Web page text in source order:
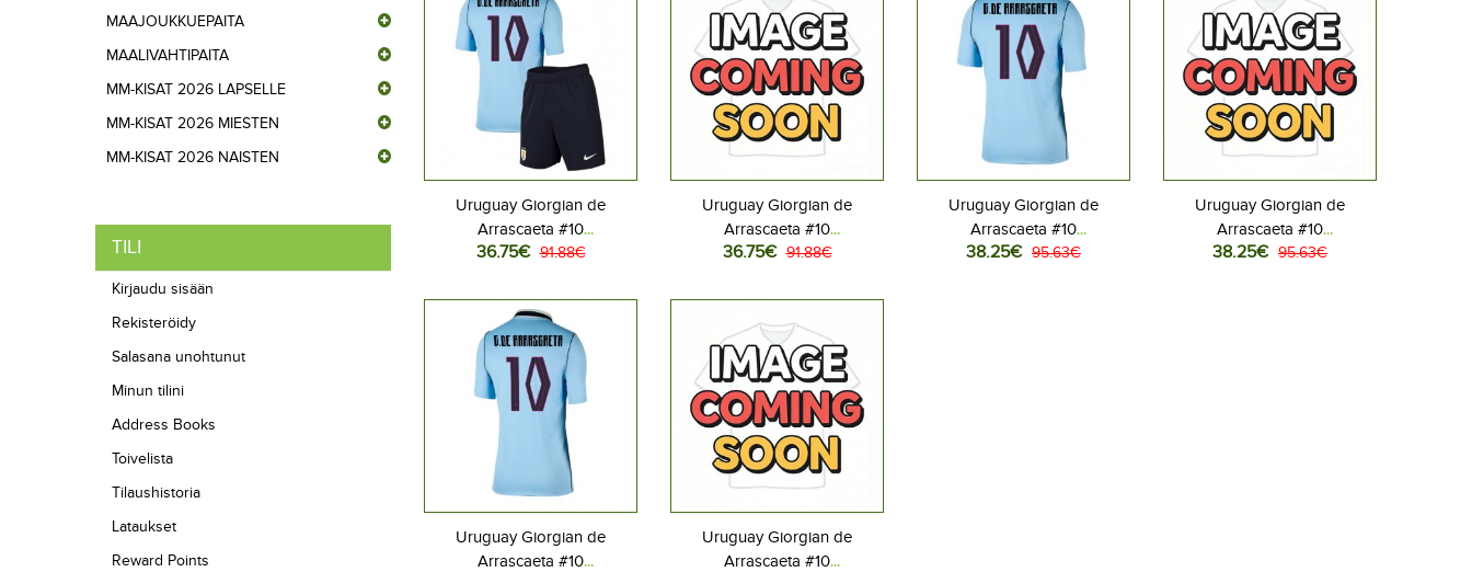
MAAJOUKKUEPAITA
MAALIVAHTIPAITA
MM-KISAT 2026 LAPSELLE
MM-KISAT 2026 MIESTEN
MM-KISAT 2026 NAISTEN
TILI
Kirjaudu sisään
Rekisteröidy
Salasana unohtunut
Minun tilini
Address Books
Toivelista
Tilaushistoria
Lataukset
Reward Points
Uruguay Giorgian de
Arrascaeta #10
Jalkapallovaatteet Lasten
Lyhythihainen (+ Lyhyet
housut)
36.75€ 91.88€
Uruguay Giorgian de
Arrascaeta #10
Jalkapallovaatteet Lasten
Lyhythihainen (+ Lyhyet
housut)
36.75€ 91.88€
Uruguay Giorgian de
Arrascaeta #10
Jalkapallovaatteet Kotipaita
38.25€ 95.63€
Uruguay Giorgian de
Arrascaeta #10
Jalkapallovaatteet Vieraspaita
38.25€ 95.63€
Uruguay Giorgian de
Arrascaeta #10
Uruguay Giorgian de
Arrascaeta #10